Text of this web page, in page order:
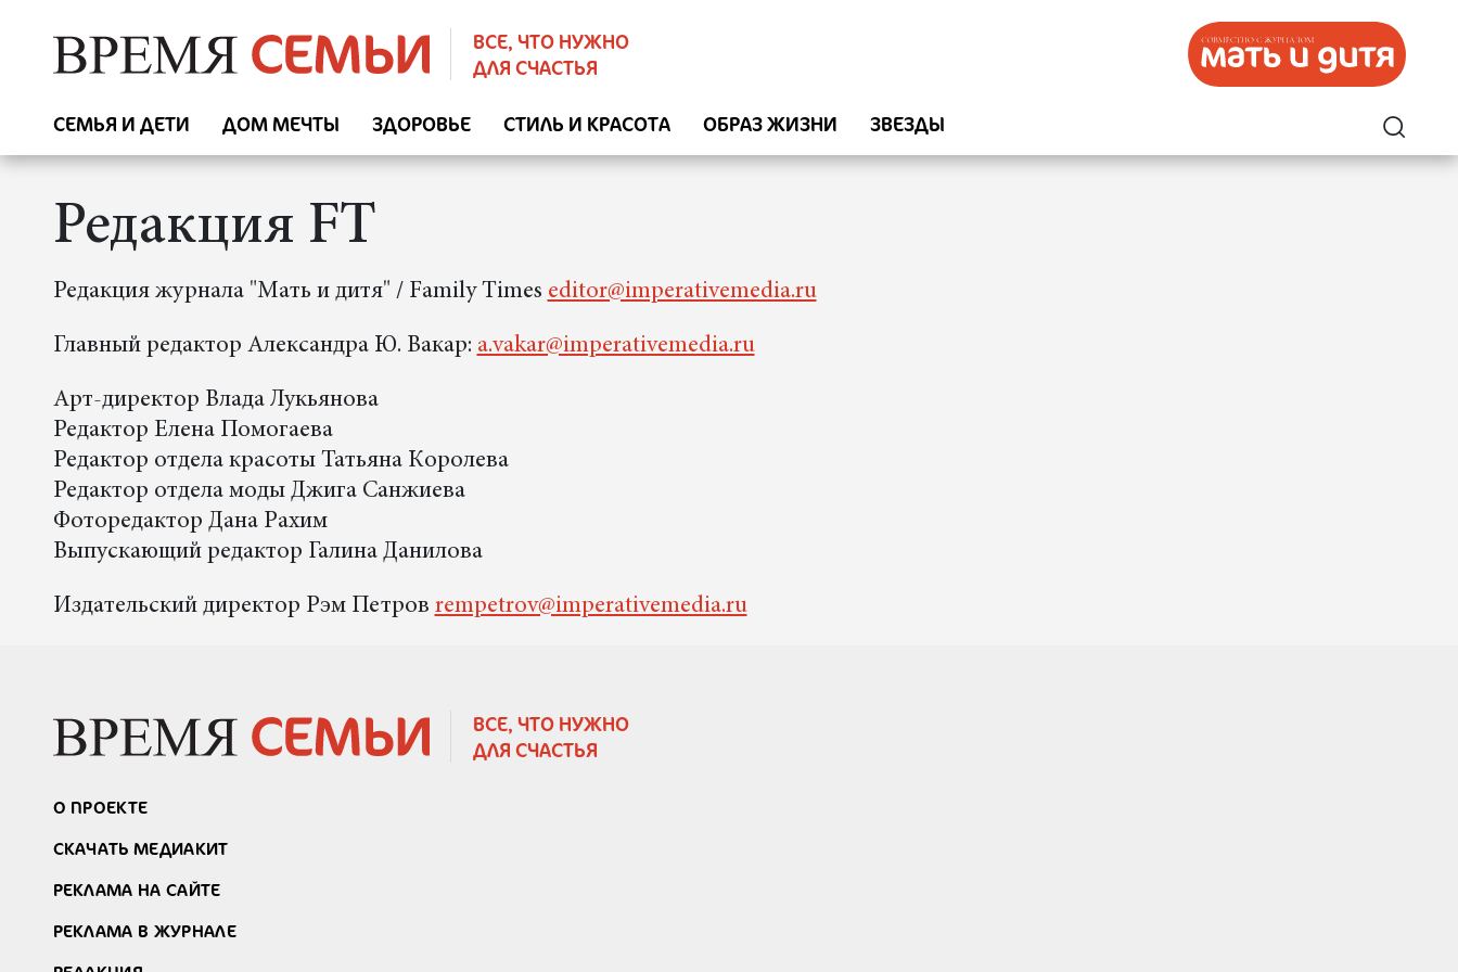
ВСЕ, ЧТО НУЖНО
ДЛЯ СЧАСТЬЯ
СЕМЬЯ И ДЕТИ ДОМ МЕЧТЫ ЗДОРОВЬЕ СТИЛЬ И КРАСОТА ОБРАЗ ЖИЗНИ ЗВЕЗДЫ
Редакция FT
Редакция журнала "Мать и дитя" / Family Times editor@imperativemedia.ru
Главный редактор Александра Ю. Вакар: a.vakar@imperativemedia.ru
Арт-директор Влада Лукьянова
Редактор Елена Помогаева
Редактор отдела красоты Татьяна Королева
Редактор отдела моды Джига Санжиева
Фоторедактор Дана Рахим
Выпускающий редактор Галина Данилова
Издательский директор Рэм Петров rempetrov@imperativemedia.ru
ВСЕ, ЧТО НУЖНО
ДЛЯ СЧАСТЬЯ
О ПРОЕКТЕ
СКАЧАТЬ МЕДИАКИТ
РЕКЛАМА НА САЙТЕ
РЕКЛАМА В ЖУРНАЛЕ